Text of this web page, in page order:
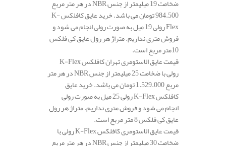
ضخامت 19 میلیمتر از جنس NBR در هر متر مربع
984.500 تومان می باشد. خرید عایق کافلکس K-
Flex رولی 19 میل به صورت رولی انجام می شود و
فروش متری نداریم. متراژ هر رول عایق کی فلکس
10متر مربع است.
قیمت عایق الاستومری تهران کافلکس K-Flex
رولی با ضخامت 25 میلیمتر از جنس NBR در هر متر
مربع 1.529.000 تومان می باشد. خرید عایق
کافلکس K-Flex رولی 25 میل به صورت رولی
انجام می شود و فروش متری نداریم. متراژ هر رول
عایق کی فلکس 8 متر مربع است.
قیمت عایق الاستومری کافلکس K-Flex رولی با
ضخامت 30 میلیمتر از جنس NBR در هر متر مربع